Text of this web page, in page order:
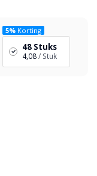
5% Korting
48 Stuks
4,08/ Stuk